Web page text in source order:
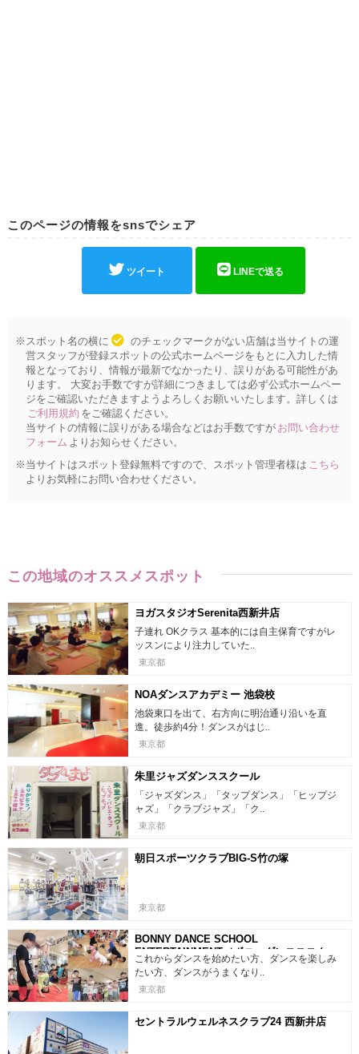
このページの情報をsnsでシェア
ツイート LINEで送る
※スポット名の横に
のチェックマークがない店舗は当サイトの運
営スタッフが登録スポットの公式ホームページをもとに入力した情
報となっており、情報が最新でなかったり、誤りがある可能性があ
ります。 大変お手数ですが詳細につきましては必ず公式ホームペー
ジをご確認いただきますようよろしくお願いいたします。詳しくは
ご利用規約 をご確認ください。
当サイトの情報に誤りがある場合などはお手数ですが お問い合わせ
フォーム よりお知らせください。
※当サイトはスポット登録無料ですので、スポット管理者様は こちら
よりお気軽にお問い合わせください。
この地域のオススメスポット
ヨガスタジオSerenita西新井店
子連れ OKクラス 基本的には自主保育ですがレ
ッスンにより注力していた..
東京都
NOAダンスアカデミー 池袋校
池袋東口を出て、右方向に明治通り沿いを直
進。徒歩約4分！ダンスがはじ..
東京都
朱里ジャズダンススクール
「ジャズダンス」「タップダンス」「ヒップジ
ャズ」「クラブジャズ」「ク..
東京都
朝日スポーツクラブBIG-S竹の塚
東京都
BONNY DANCE SCHOOL
ENTERTAINMENT（ボニーダンスススクー
ルエンターテイメント）
これからダンスを始めたい方、ダンスを楽しみ
たい方、ダンスがうまくなり..
東京都
セントラルウェルネスクラブ24 西新井店